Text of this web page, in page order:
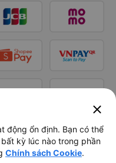
close
động ổn định. Bạn có thể
kỳ lúc nào trong phần
Chính sách Cookie.